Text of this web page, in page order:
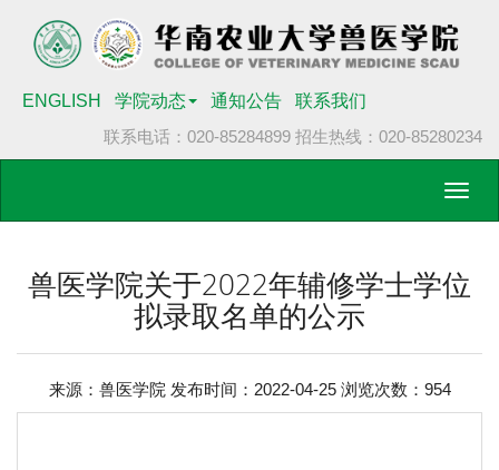
ENGLISH 学院动态 通知公告
联系我们
联系电话：020-85284899 招生热线：020-85280234
兽医学院关于2022年辅修学士学位
拟录取名单的公示
来源：兽医学院 发布时间：2022-04-25 浏览次数： 954